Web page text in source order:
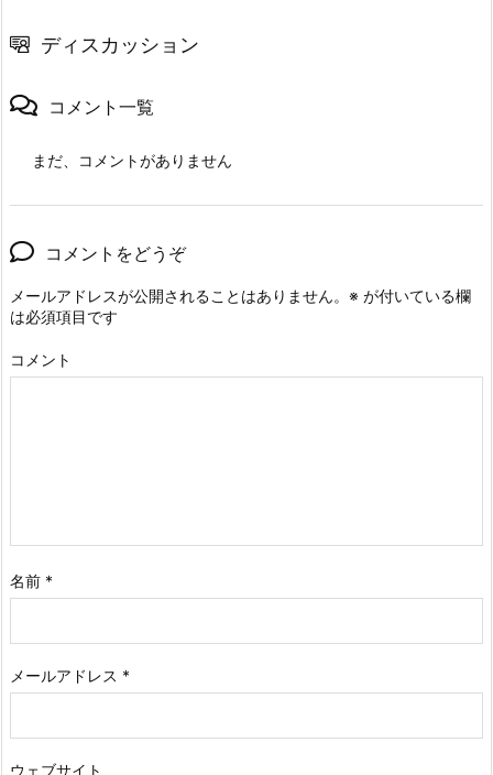
ディスカッション
コメント一覧
まだ、コメントがありません
コメントをどうぞ
メールアドレスが公開されることはありません。 ※ が付いている欄
は必須項目です
コメント
名前 *
メールアドレス *
ウェブサイト